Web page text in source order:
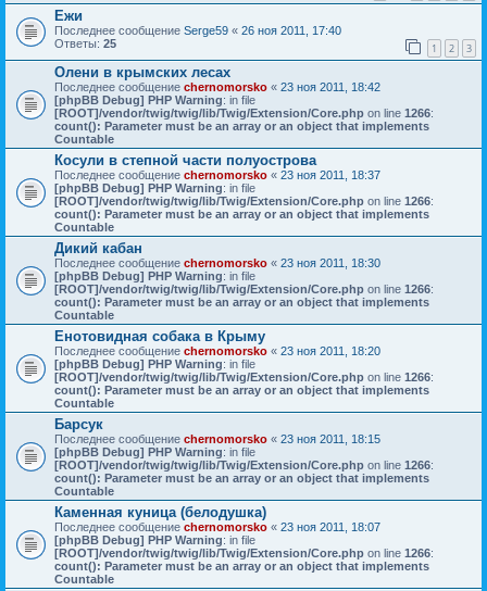
Ежи
Последнее сообщение Serge59 « 26 ноя 2011, 17:40
Ответы: 25 1 2 3
Олени в крымских лесах
Последнее сообщение chernomorsko « 23 ноя 2011, 18:42
[phpBB Debug] PHP Warning: in file
[ROOT]/vendor/twig/twig/lib/Twig/Extension/Core.php on line 1266:
count(): Parameter must be an array or an object that implements
Countable
Косули в степной части полуострова
Последнее сообщение chernomorsko « 23 ноя 2011, 18:37
[phpBB Debug] PHP Warning: in file
[ROOT]/vendor/twig/twig/lib/Twig/Extension/Core.php on line 1266:
count(): Parameter must be an array or an object that implements
Countable
Дикий кабан
Последнее сообщение chernomorsko « 23 ноя 2011, 18:30
[phpBB Debug] PHP Warning: in file
[ROOT]/vendor/twig/twig/lib/Twig/Extension/Core.php on line 1266:
count(): Parameter must be an array or an object that implements
Countable
Енотовидная собака в Крыму
Последнее сообщение chernomorsko « 23 ноя 2011, 18:20
[phpBB Debug] PHP Warning: in file
[ROOT]/vendor/twig/twig/lib/Twig/Extension/Core.php on line 1266:
count(): Parameter must be an array or an object that implements
Countable
Барсук
Последнее сообщение chernomorsko « 23 ноя 2011, 18:15
[phpBB Debug] PHP Warning: in file
[ROOT]/vendor/twig/twig/lib/Twig/Extension/Core.php on line 1266:
count(): Parameter must be an array or an object that implements
Countable
Каменная куница (белодушка)
Последнее сообщение chernomorsko « 23 ноя 2011, 18:07
[phpBB Debug] PHP Warning: in file
[ROOT]/vendor/twig/twig/lib/Twig/Extension/Core.php on line 1266:
count(): Parameter must be an array or an object that implements
Countable